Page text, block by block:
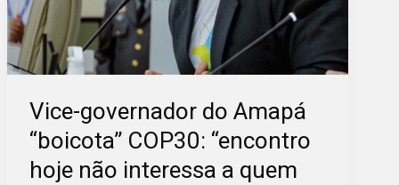
Vice-governador do Amapá
“boicota” COP30: “encontro
hoje não interessa a quem
hoje
não
interessa
a
quem
mora
na
Amazônia”